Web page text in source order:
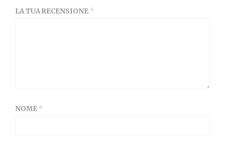
LA TUA RECENSIONE *
NOME *